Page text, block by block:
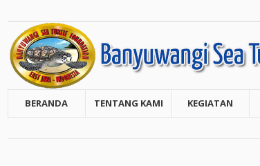
BERANDA TENTANG KAMI KEGIATAN